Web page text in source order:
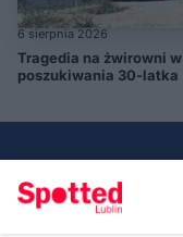
6 sierpnia 2026
Tragedia na żwirowni
poszukiwania 30-latka